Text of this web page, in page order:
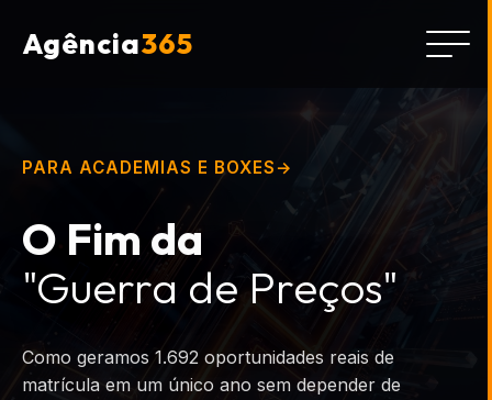
Agência365
PARA ACADEMIAS E BOXES
O Fim da
"Guerra de Preços"
Como geramos 1.692 oportunidades reais de
matrícula em um único ano sem depender de